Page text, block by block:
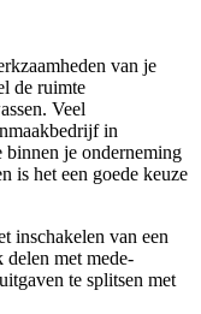
van je
de ruimte
Veel
in
je onderneming
is het een goede keuze
inschakelen van een
met mede-
te splitsen met